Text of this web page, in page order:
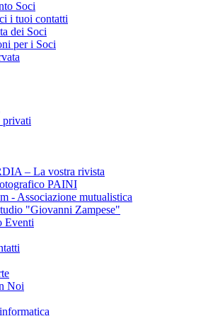
Soci
i tuoi contatti
dei Soci
per i Soci
privati
– La vostra rivista
PAINI
- Associazione mutualistica
"Giovanni Zampese"
Eventi
Noi